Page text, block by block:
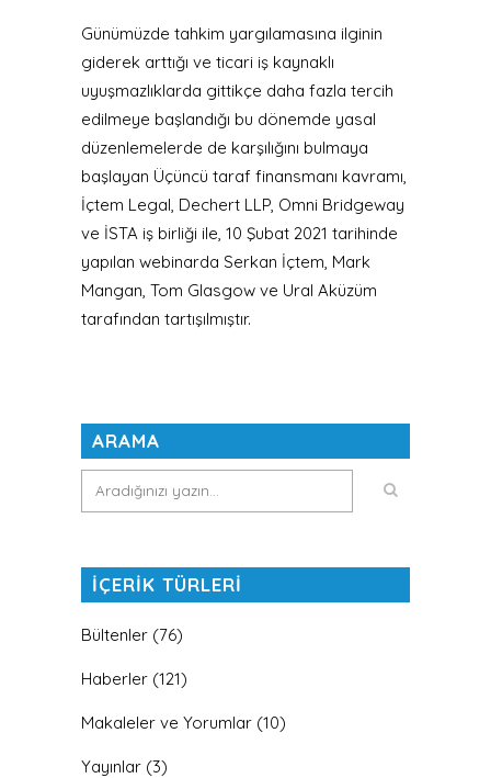
Günümüzde tahkim yargılamasına ilginin
giderek arttığı ve ticari iş kaynaklı
uyuşmazlıklarda gittikçe daha fazla tercih
edilmeye başlandığı bu dönemde yasal
düzenlemelerde de karşılığını bulmaya
başlayan Üçüncü taraf finansmanı kavramı,
İçtem Legal, Dechert LLP, Omni Bridgeway
ve İSTA iş birliği ile, 10 Şubat 2021 tarihinde
yapılan webinarda Serkan İçtem, Mark
Mangan, Tom Glasgow ve Ural Aküzüm
tarafından tartışılmıştır.
ARAMA
İÇERİK TÜRLERİ
Bültenler (76)
Haberler (121)
Makaleler ve Yorumlar (10)
Yayınlar (3)